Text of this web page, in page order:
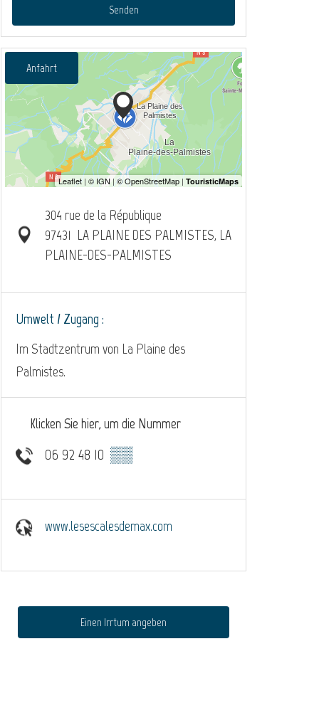
Senden
Anfahrt
304 rue de la République
97431 LA PLAINE DES PALMISTES, LA
PLAINE-DES-PALMISTES
Umwelt / Zugang :
Im Stadtzentrum von La Plaine des
Palmistes.
Klicken Sie hier, um die Nummer
06 92 48 10 ▒▒
www.lesescalesdemax.com
Einen Irrtum angeben